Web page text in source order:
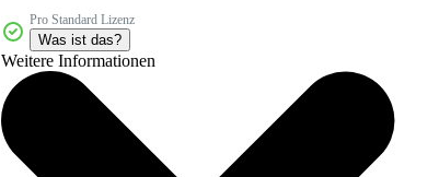
Pro Standard Lizenz
Was ist das?
Weitere Informationen